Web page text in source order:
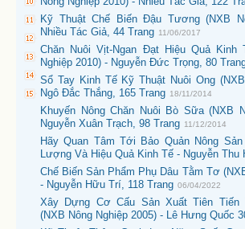
Kỹ Thuật Chế Biến Đậu Tương (NXB
Nhiều Tác Giả, 44 Trang 11/06/2017
Chăn Nuôi Vịt-Ngan Đạt Hiệu Quả Kinh
Nghiệp 2010) - Nguyễn Đức Trọng, 80
Sổ Tay Kinh Tế Kỹ Thuật Nuôi Ong
Ngô Đắc Thắng, 165 Trang 18/11/2014
Khuyến Nông Chăn Nuôi Bò Sữa (NXB
Nguyễn Xuân Trạch, 98 Trang 11/12/2014
Hãy Quan Tâm Tới Bảo Quản Nông
Lượng Và Hiệu Quả Kinh Tế - Nguyễn Thu
Chế Biến Sản Phẩm Phụ Dâu Tằm Tơ
- Nguyễn Hữu Trí, 118 Trang 06/04/2022
Xây Dựng Cơ Cấu Sản Xuất Tiên Tiến
(NXB Nông Nghiệp 2005) - Lê Hưng Quốc